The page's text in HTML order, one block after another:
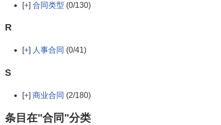
[+] 合同类型 (0/130)
R
[+] 人事合同 (0/41)
S
[+] 商业合同 (2/180)
条目在"合同"分类